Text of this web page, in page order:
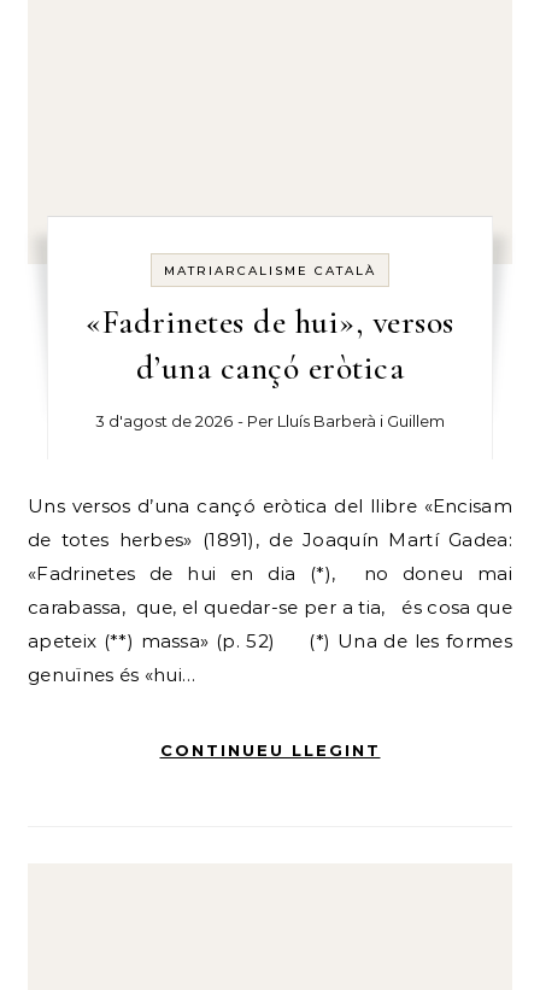
MATRIARCALISME CATALÀ
«Fadrinetes de hui», versos
d’una cançó eròtica
3 d'agost de 2026 - Per Lluís Barberà i Guillem
Uns versos d’una cançó eròtica del llibre «Encisam
de totes herbes» (1891), de Joaquín Martí Gadea:
«Fadrinetes de hui en dia (*), no doneu mai
carabassa, que, el quedar-se per a tia, és cosa que
apeteix (**) massa» (p. 52) (*) Una de les formes
genuïnes és «hui…
CONTINUEU LLEGINT